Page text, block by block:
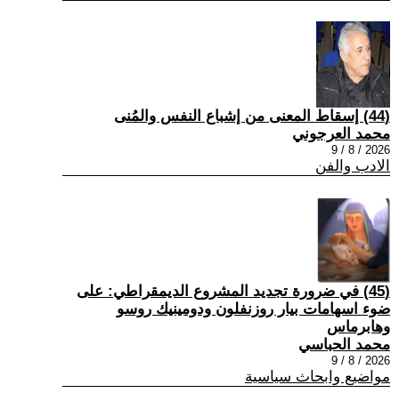
(44) إسقاط المعنى من إشباع النفس والمُنى
محمد العرجوني
2026 / 8 / 9
الادب والفن
(45) في ضرورة تجديد المشروع الديمقراطي: على
ضوء اسهامات بيار روزنفلون ودومينيك روسو
وهابرماس
محمد الحباسي
2026 / 8 / 9
مواضيع وابحاث سياسية